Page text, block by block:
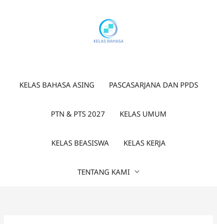
KELAS BAHASA ASING PASCASARJANA DAN PPDS
PTN & PTS 2027 KELAS UMUM
KELAS BEASISWA KELAS KERJA
TENTANG KAMI